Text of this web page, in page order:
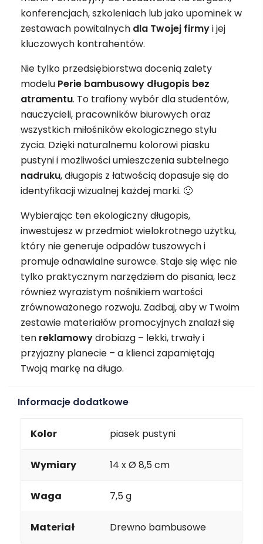
konferencjach, szkoleniach lub jako upominek w
zestawach powitalnych dla Twojej firmyi jej
kluczowych kontrahentów.
Nie tylko przedsiębiorstwa docenią zalety
modelu Perie bambusowy długopis bez
atramentu. To trafiony wybór dla studentów,
nauczycieli, pracowników biurowych oraz
wszystkich miłośników ekologicznego stylu
życia. Dzięki naturalnemu kolorowi piasku
pustyni i możliwości umieszczenia subtelnego
nadruku, długopis z łatwością dopasuje się do
identyfikacji wizualnej każdej marki. 🙂
Wybierając ten ekologiczny długopis,
inwestujesz w przedmiot wielokrotnego użytku,
który nie generuje odpadów tuszowych i
promuje odnawialne surowce. Staje się więc nie
tylko praktycznym narzędziem do pisania, lecz
również wyrazistym nośnikiem wartości
zrównoważonego rozwoju. Zadbaj, aby w Twoim
zestawie materiałów promocyjnych znalazł się
ten reklamowydrobiazg – lekki, trwały i
przyjazny planecie – a klienci zapamiętają
Twoją markę na długo.
Informacje dodatkowe
Kolor piasek pustyni
Wymiary 14 x Ø 8,5 cm
Waga 7,5 g
Materiał Drewno bambusowe